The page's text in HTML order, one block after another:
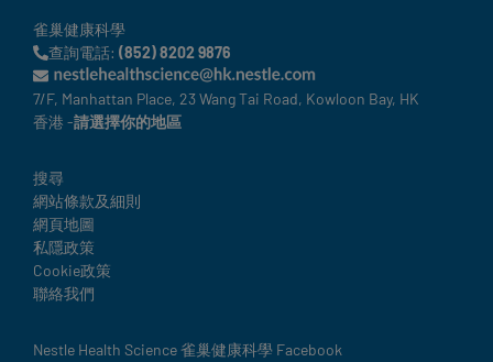
雀巢健康科學
查詢電話: (852) 8202 9876
7/F, Manhattan Place, 23 Wang Tai Road, Kowloon Bay, HK
香港 -請選擇你的地區
Legal
搜尋
網站條款及細則
網頁地圖
私隱政策
Cookie政策
聯絡我們
Social
Nestle Health Science 雀巢健康科學 Facebook